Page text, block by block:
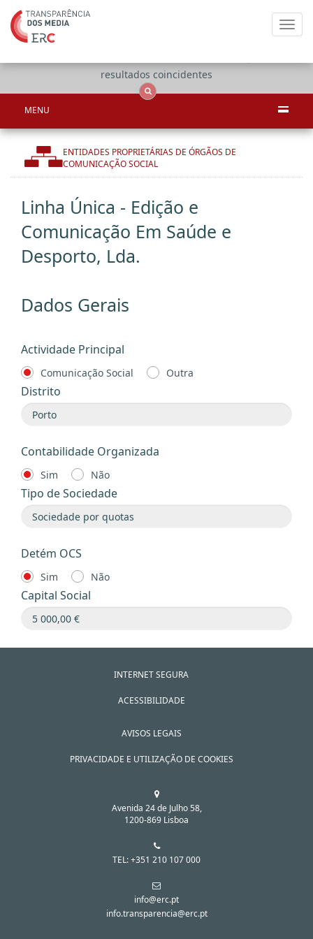
resultados coincidentes
MENU
ENTIDADES PROPRIETÁRIAS DE ÓRGÃOS DE
COMUNICAÇÃO SOCIAL
Linha Única - Edição e
Comunicação Em Saúde e
Desporto, Lda.
Dados Gerais
Actividade Principal
Comunicação Social Outra
Distrito
Contabilidade Organizada
Sim Não
Tipo de Sociedade
Detém OCS
Sim Não
Capital Social
INTERNET SEGURA
ACESSIBILIDADE
AVISOS LEGAIS
PRIVACIDADE E UTILIZAÇÃO DE COOKIES
Avenida 24 de Julho 58,
1200-869 Lisboa
TEL: +351 210 107 000
info@erc.pt
info.transparencia@erc.pt